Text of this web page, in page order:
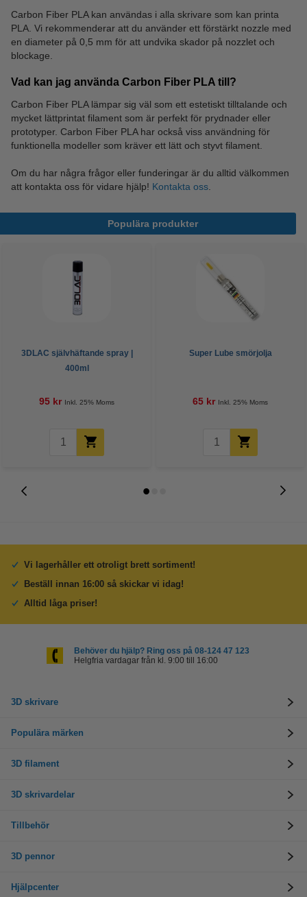
Carbon Fiber PLA kan användas i alla skrivare som kan printa
PLA. Vi rekommenderar att du använder ett förstärkt nozzle med
en diameter på 0,5 mm för att undvika skador på nozzlet och
blockage.
Vad kan jag använda Carbon Fiber PLA till?
Carbon Fiber PLA lämpar sig väl som ett estetiskt tilltalande och
mycket lättprintat filament som är perfekt för prydnader eller
prototyper. Carbon Fiber PLA har också viss användning för
funktionella modeller som kräver ett lätt och styvt filament.
Om du har några frågor eller funderingar är du alltid välkommen
att kontakta oss för vidare hjälp! Kontakta oss
Populära produkter
3DLAC självhäftande spray |
400ml
95 kr Inkl. 25% Moms
Super Lube smörjolja
65 kr Inkl. 25% Moms
Vi lagerhåller ett otroligt brett sortiment!
Beställ innan 16:00 så skickar vi idag!
Alltid låga priser!
Behöver du hjälp? Ring oss på 08-124 47 123
Helgfria vardagar från kl. 9:00 till 16:00
3D skrivare
Populära märken
3D filament
3D skrivardelar
Tillbehör
3D pennor
Hjälpcenter